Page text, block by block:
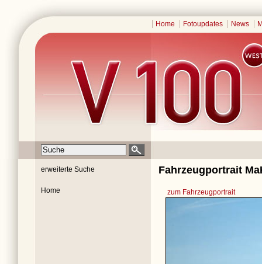
Home Fotoupdates News
erweiterte Suche
Home
Fahrzeugportrait
zum Fahrzeugportrait